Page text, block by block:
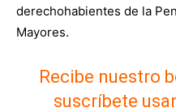
derechohabientes de la
Mayores.
Recibe nuestro
suscríbete